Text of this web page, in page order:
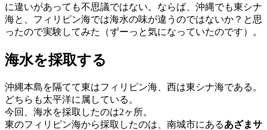
に違いがあっても不思議ではない。ならば、沖縄でも東シナ
海と、フィリピン海では海水の味が違うのではないか？と思
ったので実験してみた（ずーっと気になっていたのです）。
海水を採取する
沖縄本島を隔てて東はフィリピン海、西は東シナ海である。
どちらも太平洋に属している。
今回、海水を採取したのは2ヶ所。
東のフィリピン海から採取したのは、南城市にあるあざまサ